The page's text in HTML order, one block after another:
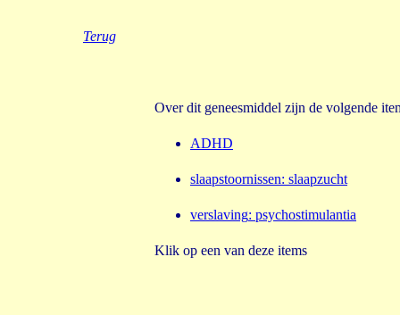
Terug
Over dit geneesmiddel zijn de volgende
ADHD
slaapstoornissen: slaapzucht
verslaving: psychostimulantia
Klik op een van deze items